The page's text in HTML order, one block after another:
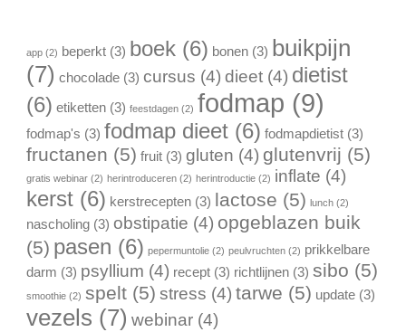
app (2) beperkt (3) boek (6) bonen (3) buikpijn
(7) chocolade (3) cursus (4) dieet (4) dietist
(6) etiketten (3) feestdagen (2) fodmap (9)
fodmap's (3) fodmap dieet (6) fodmapdietist (3)
fructanen (5) fruit (3) gluten (4) glutenvrij (5)
gratis webinar (2) herintroduceren (2) herintroductie (2) inflate (4)
kerst (6) kerstrecepten (3) lactose (5) lunch (2)
nascholing (3) obstipatie (4) opgeblazen buik
(5) pasen (6) pepermuntolie (2) peulvruchten (2) prikkelbare
darm (3) psyllium (4) recept (3) richtlijnen (3) sibo (5)
smoothie (2) spelt (5) stress (4) tarwe (5) update (3)
vezels (7) webinar (4)